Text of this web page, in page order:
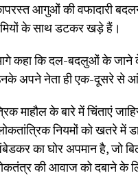
आगुओं की वफादारी
के साथ डटकर खड़े हैं।
कहा कि दल-बदलुओं के जाने के
अपने नेता ही एक-दूसरे से
माहौल के बारे में चिंताएं
नियमों को खतरे में
का घोर अपमान है, जो
की आवाज को दबाने के